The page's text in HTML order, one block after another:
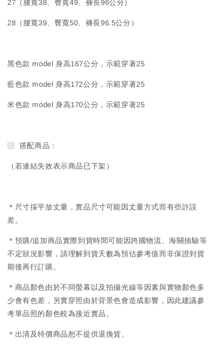
27（腰寬38、臀寬49、褲長96公分）
28（腰寬39、臀寬50、褲長96.5公分）
黑色款 model 身高167公分，示範穿著25
藍色款 model 身高172公分，示範穿著25
米色款 model 身高170公分，示範穿著25
▧ 搭配商品：
（若連結失效表示商品已下架）
＊尺寸採平放丈量，實品尺寸可能因丈量方式而有些許誤
差。
＊預購/追加商品實際到貨時間可能因跨國物流、海關抽驗等
不定狀況影響，請理解到貨天數為預估參考值而非保證到貨
期後再行訂購。
＊商品顏色由於不同螢幕以及拍攝光線等因素與實物顏色多
少會有色差，另實穿照由於背景色會造成影響，因此建議參
考單品照的顏色較為接近實品。
＊出清及特價商品恕不提供退換貨。